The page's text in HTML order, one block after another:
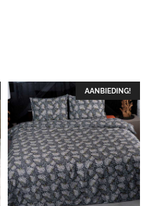
AANBIEDING!